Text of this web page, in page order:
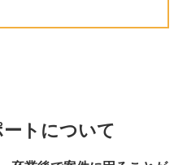
トについて